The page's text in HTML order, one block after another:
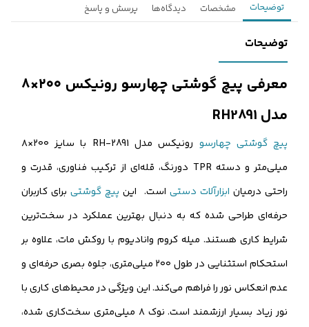
شما تماس می‌گیرند.
ثبت درخواست مشاوره رایگان
توضیحات مشخصات دیدگاه‌ها پرسش و پاسخ
توضیحات
معرفی پیچ گوشتی چهارسو رونیکس ۲۰۰×۸
مدل RH2891
پیچ گوشتی چهارسو
رونیکس مدل RH-2891 با سایز ۲۰۰×۸
میلی‌متر و دسته TPR دورنگ، قله‌ای از ترکیب فناوری، قدرت و
راحتی درمیان ابزارآلات دستی است. این پیچ گوشتی برای کاربران
حرفه‌ای طراحی شده که به دنبال بهترین عملکرد در سخت‌ترین
شرایط کاری هستند. میله کروم وانادیوم با روکش مات، علاوه بر
استحکام استثنایی در طول ۲۰۰ میلی‌متری، جلوه بصری حرفه‌ای و
عدم انعکاس نور را فراهم می‌کند. این ویژگی در محیط‌های کاری با
نور زیاد بسیار ارزشمند است. نوک ۸ میلی‌متری سخت‌کاری شده،